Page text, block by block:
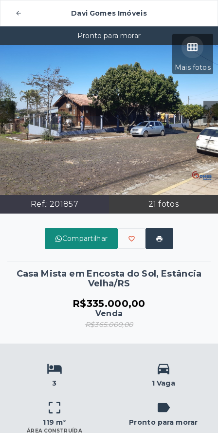
Davi Gomes Imóveis
Mais fotos
Ref.: 201857 21 fotos
Pronto para morar
Compartilhar
Casa Mista em Encosta do Sol, Estância
Velha/RS
R$335.000,00
Venda
R$365.000,00
3 1 Vaga
119 m²
ÁREA CONSTRUÍDA
Pronto para morar